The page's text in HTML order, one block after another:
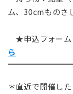
ム、30cmものさ
★申込フォーム
ら
＊直近で開催し